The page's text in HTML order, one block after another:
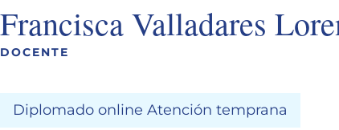
Francisca Valladares
DOCENTE
Diplomado online Atención temprana